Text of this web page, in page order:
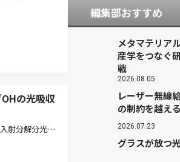
の光吸収
射分解分光法
率を明らか
編集部おすすめ
メタマテリア
産学をつなぐ
戦
2026.08.05
レーザー無線
の制約を越える
2026.07.23
グラスが放つ